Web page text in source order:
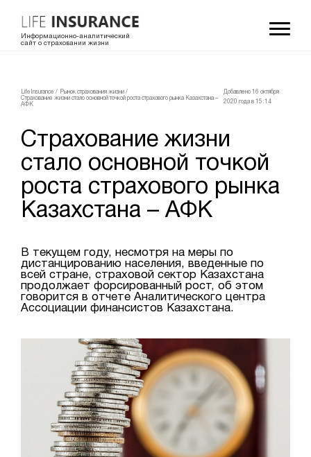
Информационно-аналитический
сайт о страховании жизни
LifeInsurance / Рынок страхования жизни /
Страхование жизни стало основной точкой роста страхового рынка Казахстана –
АФК
Добавлено 16 октября
2020 года в 15:14
Страхование жизни
стало основной точкой
роста страхового рынка
Казахстана – АФК
В текущем году, несмотря на меры по
дистанцированию населения, введенные по
всей стране, страховой сектор Казахстана
продолжает форсированный рост, об этом
говорится в отчете Аналитического центра
Ассоциации финансистов Казахстана.